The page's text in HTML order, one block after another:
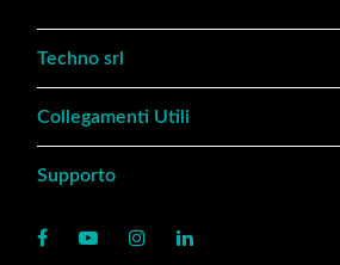
Techno srl
Collegamenti Utili
Supporto